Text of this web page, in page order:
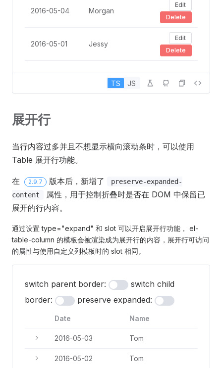
2016-05-04 Morgan
Edit
Delete
2016-05-01 Jessy
Edit
Delete
TS JS
展开行
当行内容过多并且不想显示横向滚动条时，可以使用
Table 展开行功能。
在 2.9.7 版本后，新增了
preserve-expanded-
content
属性，用于控制折叠时是否在 DOM 中保留已
展开的行内容。
通过设置 type="expand" 和 slot 可以开启展开行功能， el-
table-column 的模板会被渲染成为展开行的内容，展开行可访问
的属性与使用自定义列模板时的 slot 相同。
switch parent border:
switch child
border:
preserve expanded:
Date Name
2016-05-03 Tom
2016-05-02 Tom